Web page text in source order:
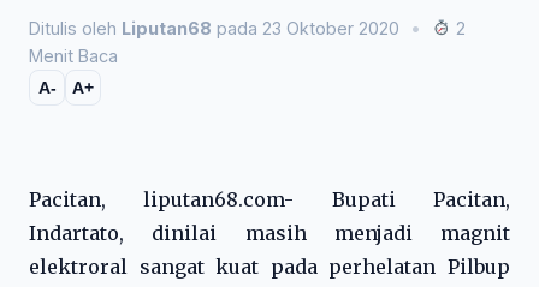
Ditulis oleh Liputan68 pada 23 Oktober 2020 •
2
Menit Baca
A- A+
Pacitan, liputan68.com- Bupati Pacitan,
Indartato, dinilai masih menjadi magnit
elektroral sangat kuat pada perhelatan Pilbup